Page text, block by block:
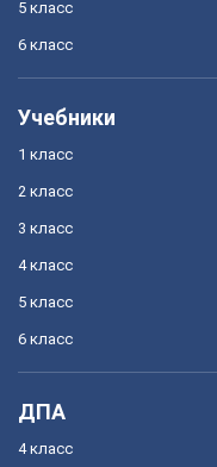
5 класс
6 класс
Учебники
1 класс
2 класс
3 класс
4 класс
5 класс
6 класс
ДПА
4 класс